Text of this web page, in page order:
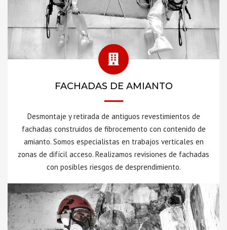
FACHADAS DE AMIANTO
Desmontaje y retirada de antiguos revestimientos de
fachadas construidos de fibrocemento con contenido de
amianto. Somos especialistas en trabajos verticales en
zonas de difícil acceso. Realizamos revisiones de fachadas
con posibles riesgos de desprendimiento.